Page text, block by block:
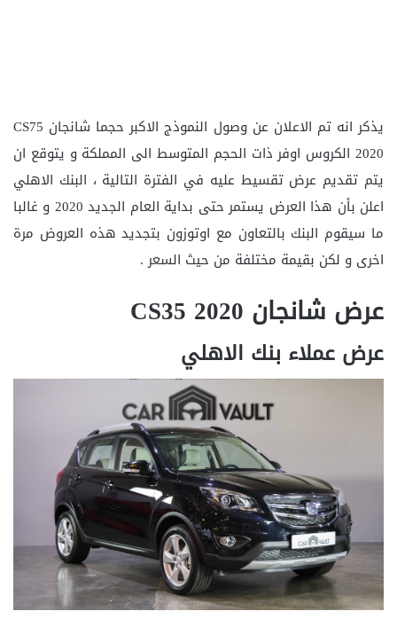
يذكر انه تم الاعلان عن وصول النموذج الاكبر حجما شانجان CS75
2020 الكروس اوفر ذات الحجم المتوسط الى المملكة و يتوقع ان
يتم تقديم عرض تقسيط عليه في الفترة التالية ، البنك الاهلي
اعلن بأن هذا العرض يستمر حتى بداية العام الجديد 2020 و غالبا
ما سيقوم البنك بالتعاون مع اوتوزون بتجديد هذه العروض مرة
اخرى و لكن بقيمة مختلفة من حيث السعر .
عرض شانجان CS35 2020
عرض عملاء بنك الاهلي